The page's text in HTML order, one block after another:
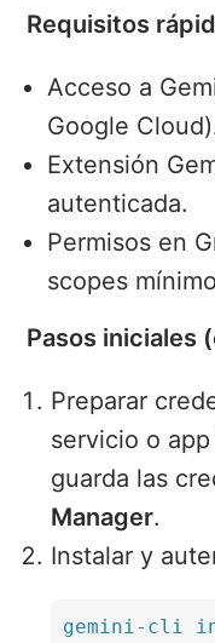
Requisitos
Acceso a
Google
Extensión
autenticada.
Permisos en
scopes
Pasos iniciales
Preparar
servicio o
guarda las
Manager.
Instalar y
gemini-cli